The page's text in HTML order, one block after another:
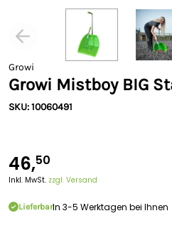
Growi
Growi Mistboy BIG
SKU: 10060491
46,50
Inkl. MwSt. zzgl. Versand
LieferbarIn 3-5 Werktagen bei Ihnen